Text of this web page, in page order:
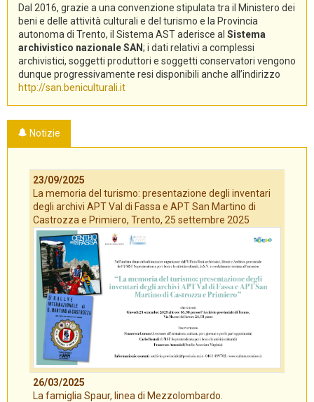
Dal 2016, grazie a una convenzione stipulata tra il Ministero dei
beni e delle attività culturali e del turismo e la Provincia
autonoma di Trento, il Sistema AST aderisce al Sistema
archivistico nazionale SAN; i dati relativi a complessi
archivistici, soggetti produttori e soggetti conservatori vengono
dunque progressivamente resi disponibili anche all’indirizzo
http://san.beniculturali.it
Notizie
23/09/2025
La memoria del turismo: presentazione degli inventari
degli archivi APT Val di Fassa e APT San Martino di
Castrozza e Primiero, Trento, 25 settembre 2025
26/03/2025
La famiglia Spaur, linea di Mezzolombardo.